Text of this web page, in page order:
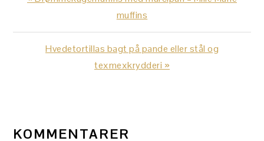
muffins
Next
Hvedetortillas bagt på pande eller stål og
texmexkrydderi »
KOMMENTARER